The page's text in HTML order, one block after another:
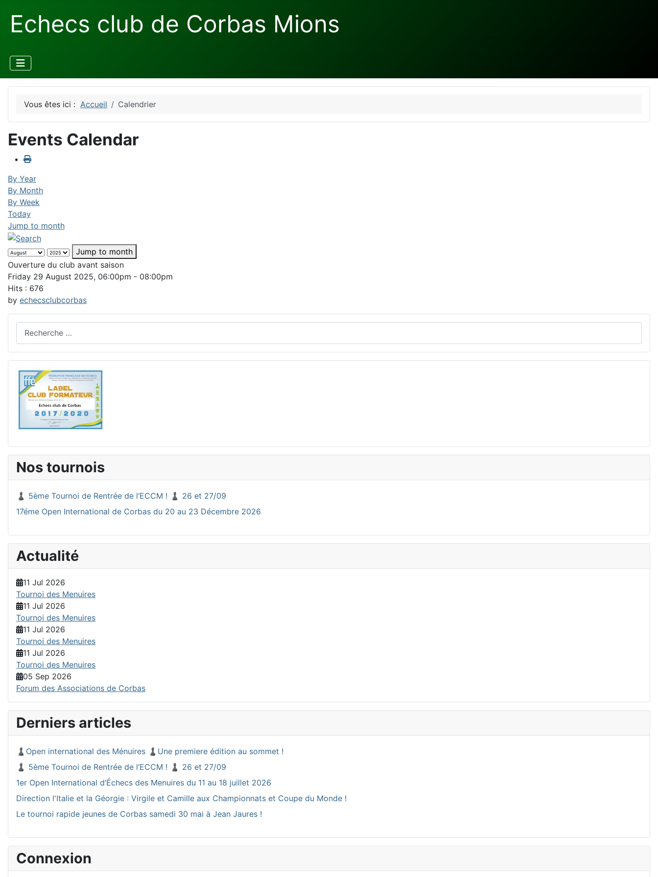
Echecs club de Corbas Mions
Vous êtes ici : Accueil Calendrier
Events Calendar
By Year
By Month
By Week
Today
Jump to month
Jump to month
Ouverture du club avant saison
Friday 29 August 2025, 06:00pm - 08:00pm
Hits : 676
by echecsclubcorbas
Nos tournois
♟️ 5ème Tournoi de Rentrée de l’ECCM ! ♟️ 26 et 27/09
17éme Open International de Corbas du 20 au 23 Décembre 2026
Actualité
11 Jul 2026
Tournoi des Menuires
11 Jul 2026
Tournoi des Menuires
11 Jul 2026
Tournoi des Menuires
11 Jul 2026
Tournoi des Menuires
05 Sep 2026
Forum des Associations de Corbas
Derniers articles
♟️Open international des Ménuires ♟️Une premiere édition au sommet !
♟️ 5ème Tournoi de Rentrée de l’ECCM ! ♟️ 26 et 27/09
1er Open International d’Échecs des Menuires du 11 au 18 juillet 2026
Direction l'Italie et la Géorgie : Virgile et Camille aux Championnats et Coupe du Monde !
Le tournoi rapide jeunes de Corbas samedi 30 mai à Jean Jaures !
Connexion